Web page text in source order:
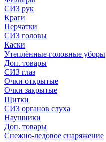
СИЗ рук
Краги
Перчатки
СИЗ головы
Каски
Утеплённые головные уборы
Доп. товары
СИЗ глаз
Очки открытые
Очки закрытые
Щитки
СИЗ органов слуха
Наушники
Доп. товары
Снежно-ледовое снаряжение